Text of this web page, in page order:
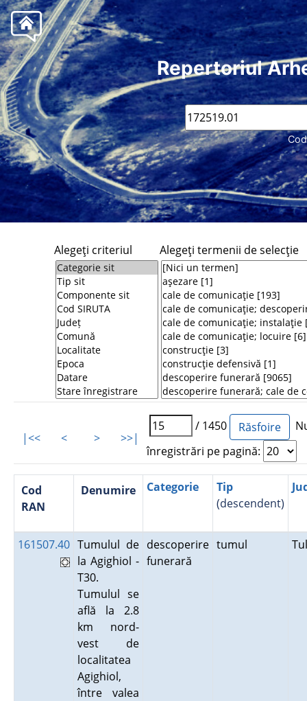
Repertoriul
Cod
Alegeţi criteriul Alegeţi termenii de selecţie
|<< < > >>|
/ 1450
înregistrări pe pagină:
Cod
RAN
Denumire Categorie
Tip
(descendent)
161507.40 Tumulul de
la Agighiol -
T30.
Tumulul se
află la 2.8
km nord-
vest de
localitatea
Agighiol,
între valea
descoperire
funerară
tumul